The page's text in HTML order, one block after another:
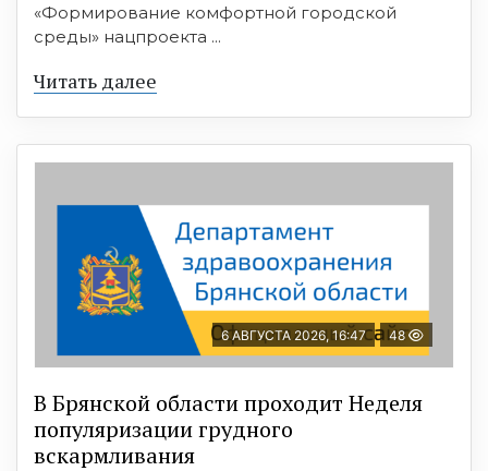
«Формирование комфортной городской
среды» нацпроекта ...
Читать далее
6 АВГУСТА 2026, 16:47 48
В Брянской области проходит Неделя
популяризации грудного
вскармливания